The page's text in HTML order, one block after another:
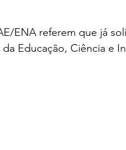
ENA referem que já
Educação, Ciência e